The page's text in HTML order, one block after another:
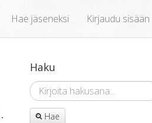
Hae jäseneksi Kirjaudu sisään
.
Haku
Hae